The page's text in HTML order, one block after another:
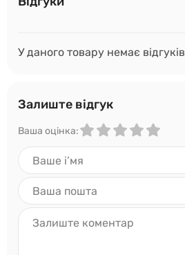
У даного товару немає відгуків
Залиште відгук
Ваша оцінка: